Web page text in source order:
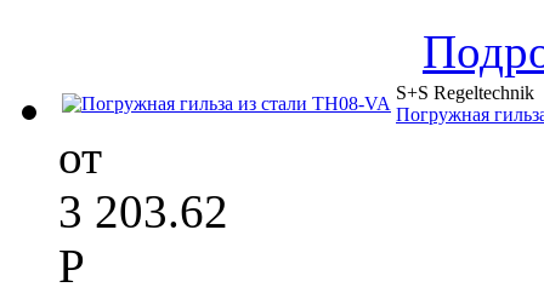
S+S Regeltechnik
Погружная
от
3 203.62
Р